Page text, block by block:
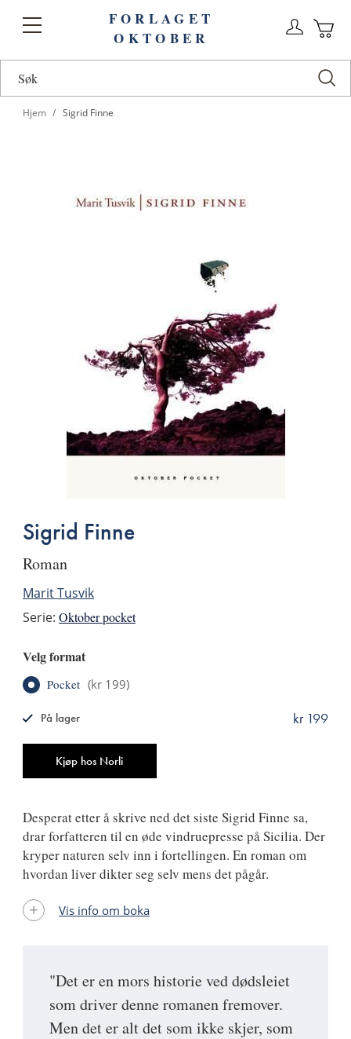
Toggle
FORLAGET
OKTOBER
Hjem Sigrid Finne
Sigrid Finne
roman
Marit Tusvik
Serie: Oktober pocket
Velg format
Pocket (kr 199)
Kjøp hos Norli
kr 199
På lager
"Det er en mors historie ved dødsleiet
som driver denne romanen fremover.
Men det er alt det som ikke skjer, som
Desperat etter å skrive ned det siste Sigrid Finne sa,
drar forfatteren til en øde vindruepresse på Sicilia. Der
kryper naturen selv inn i fortellingen. En roman om
hvordan liver dikter seg selv mens det pågår.
Vis info om boka